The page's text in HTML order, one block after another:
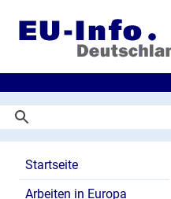
Startseite
Arbeiten in Europa